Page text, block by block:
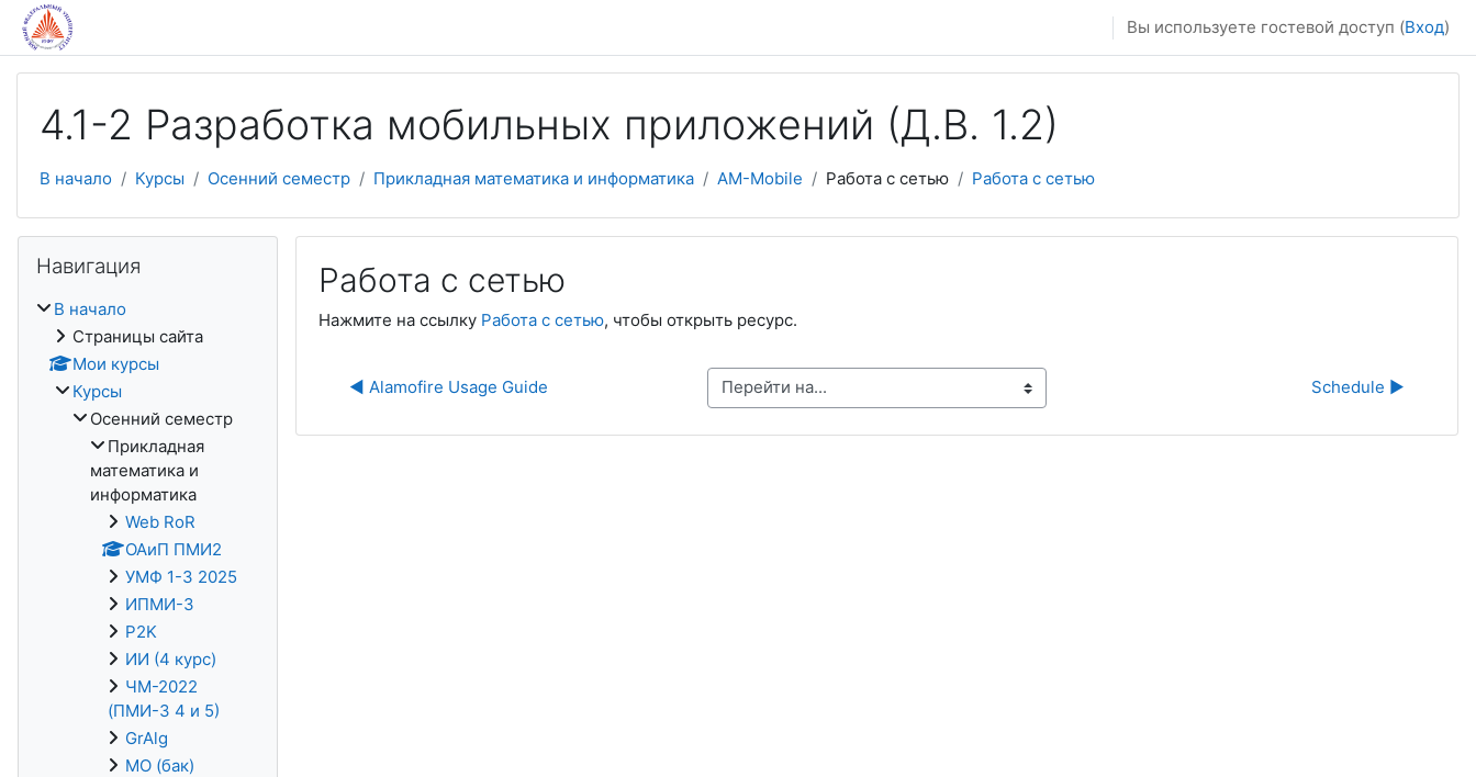
Перейти к основному содержанию
Вы используете гостевой доступ (Вход)
4.1-2 Разработка мобильных приложений (Д.В. 1.2)
В начало Курсы Осенний семестр Прикладная математика и информатика AM-Mobile Работа с сетью Работа с сетью
Работа с сетью
Нажмите на ссылку Работа с сетью, чтобы открыть ресурс.
◀︎ Alamofire Usage Guide Перейти на... Schedule ▶︎
Навигация
В начало
Страницы сайта
Мои курсы
Курсы
Осенний семестр
Прикладная
математика и
информатика
Web RoR
ОАиП ПМИ2
УМФ 1-3 2025
ИПМИ-3
P2K
ИИ (4 курс)
ЧМ-2022
(ПМИ-3 4 и 5)
GrAlg
МО (бак)